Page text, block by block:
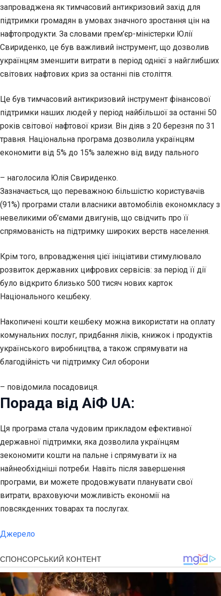
запроваджена як тимчасовий антикризовий захід для
підтримки громадян в умовах значного зростання цін на
нафтопродукти. За словами прем’єр-міністерки Юлії
Свириденко, це був важливий інструмент, що дозволив
українцям зменшити витрати в період однієї з найглибших
світових нафтових криз за останні пів століття.
Це був тимчасовий антикризовий інструмент фінансової
підтримки наших людей у період найбільшої за останні 50
років світової нафтової кризи. Він діяв з 20 березня по 31
травня. Національна програма дозволила українцям
економити від 5% до 15% залежно від виду пального
– наголосила Юлія Свириденко.
Зазначається, що переважною більшістю користувачів
(91%) програми стали власники автомобілів економкласу з
невеликими об’ємами двигунів, що свідчить про її
спрямованість на підтримку широких верств населення.
Крім того, впровадження цієї ініціативи стимулювало
розвиток державних цифрових сервісів: за період її дії
було відкрито близько 500 тисяч нових карток
Національного кешбеку.
Накопичені кошти кешбеку можна використати на оплату
комунальних послуг, придбання ліків, книжок і продуктів
українського виробництва, а також спрямувати на
благодійність чи підтримку Сил оборони
– повідомила посадовиця.
Порада від АіФ UA:
Ця програма стала чудовим прикладом ефективної
державної підтримки, яка дозволила українцям
зекономити кошти на пальне і спрямувати їх на
найнеобхідніші потреби. Навіть після завершення
програми, ви можете продовжувати планувати свої
витрати, враховуючи можливість економії на
повсякденних товарах та послугах.
Джерело